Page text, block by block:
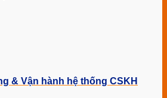
& Vận hành hệ thống CSKH